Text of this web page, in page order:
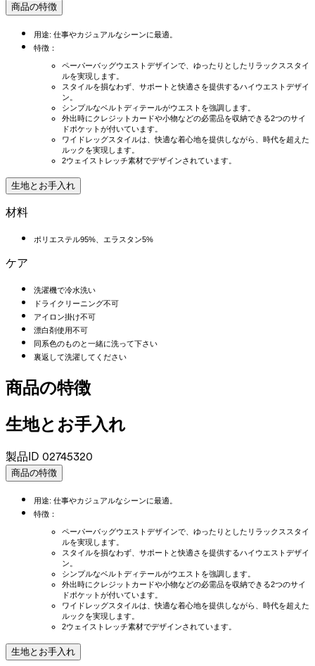
商品の特徴
用途: 仕事やカジュアルなシーンに最適。
特徴：
ペーパーバッグウエストデザインで、ゆったりとしたリラックススタイ
ルを実現します。
スタイルを損なわず、サポートと快適さを提供するハイウエストデザイ
ン。
シンプルなベルトディテールがウエストを強調します。
外出時にクレジットカードや小物などの必需品を収納できる2つのサイ
ドポケットが付いています。
ワイドレッグスタイルは、快適な着心地を提供しながら、時代を超えた
ルックを実現します。
2ウェイストレッチ素材でデザインされています。
生地とお手入れ
材料
ポリエステル95%、エラスタン5%
ケア
洗濯機で冷水洗い
ドライクリーニング不可
アイロン掛け不可
漂白剤使用不可
同系色のものと一緒に洗って下さい
裏返して洗濯してください
商品の特徴
生地とお手入れ
製品ID 02745320
商品の特徴
用途: 仕事やカジュアルなシーンに最適。
特徴：
ペーパーバッグウエストデザインで、ゆったりとしたリラックススタイ
ルを実現します。
スタイルを損なわず、サポートと快適さを提供するハイウエストデザイ
ン。
シンプルなベルトディテールがウエストを強調します。
外出時にクレジットカードや小物などの必需品を収納できる2つのサイ
ドポケットが付いています。
ワイドレッグスタイルは、快適な着心地を提供しながら、時代を超えた
ルックを実現します。
2ウェイストレッチ素材でデザインされています。
生地とお手入れ